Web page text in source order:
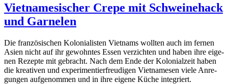
Vietnamesischer Crepe mit Schweinehack
und Garnelen
Die fran­zö­si­schen Kolo­nia­lis­ten Viet­nams woll­ten auch im fer­nen
Asi­en nicht auf ihr gewohn­tes Essen ver­zich­ten und haben ihre eige­
nen Rezep­te mit gebracht. Nach dem Ende der Kolo­ni­al­zeit haben
die krea­ti­ven und expe­ri­men­tier­freu­di­gen Viet­na­me­sen vie­le Anre­
gun­gen auf­ge­nom­men und in ihre eige­ne Küche inte­griert.